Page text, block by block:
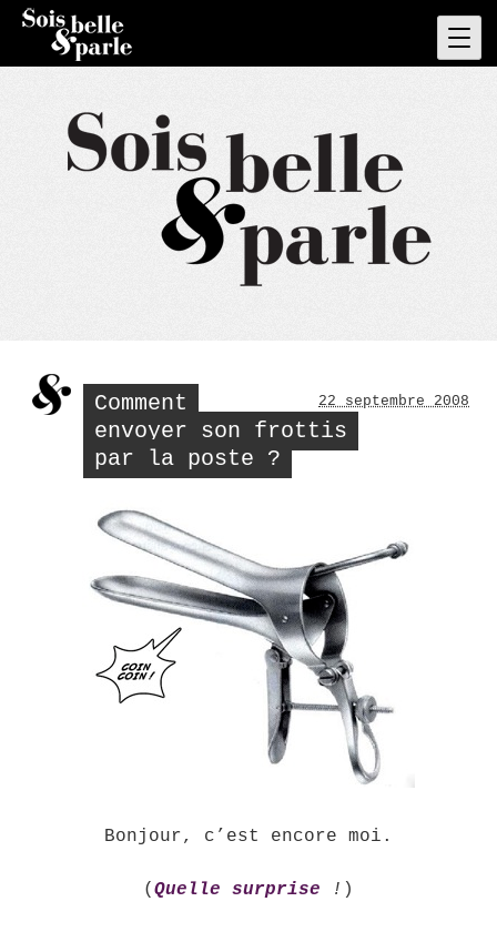
Skip
content
Comment
envoyer son frottis
par la poste ?
22 septembre 2008
Bonjour, c’est encore moi.
( Quelle surprise ! )